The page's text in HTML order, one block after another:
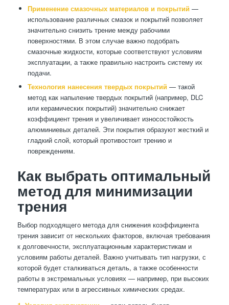
Применение смазочных материалов и покрытий —
использование различных смазок и покрытий позволяет
значительно снизить трение между рабочими
поверхностями. В этом случае важно подобрать
смазочные жидкости, которые соответствуют условиям
эксплуатации, а также правильно настроить систему их
подачи.
Технология нанесения твердых покрытий — такой
метод как напыление твердых покрытий (например, DLC
или керамических покрытий) значительно снижает
коэффициент трения и увеличивает износостойкость
алюминиевых деталей. Эти покрытия образуют жесткий и
гладкий слой, который противостоит трению и
повреждениям.
Как выбрать оптимальный
метод для минимизации
трения
Выбор подходящего метода для снижения коэффициента
трения зависит от нескольких факторов, включая требования
к долговечности, эксплуатационным характеристикам и
условиям работы деталей. Важно учитывать тип нагрузки, с
которой будет сталкиваться деталь, а также особенности
работы в экстремальных условиях — например, при высоких
температурах или в агрессивных химических средах.